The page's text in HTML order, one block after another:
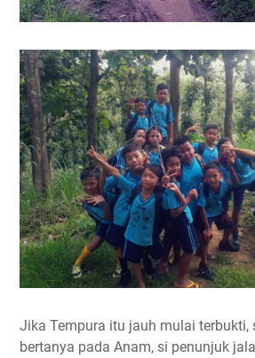
Jika Tempura itu jauh mulai terbukti,
bertanya pada Anam, si penunjuk